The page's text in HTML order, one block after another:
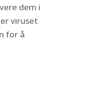
dem i
er viruset
for å